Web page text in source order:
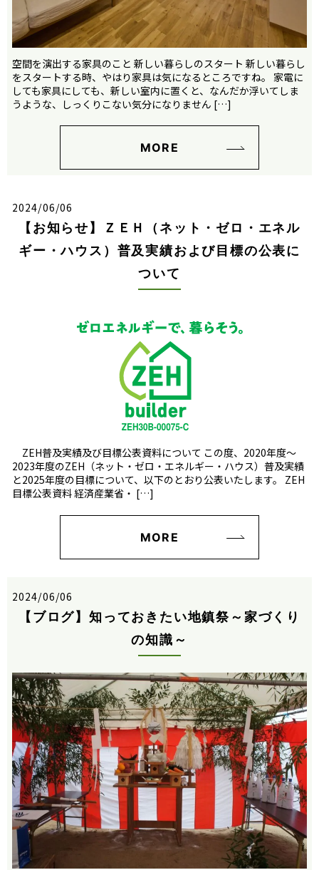
空間を演出する家具のこと 新しい暮らしのスタート 新しい暮らし
をスタートする時、やはり家具は気になるところですね。 家電に
しても家具にしても、新しい室内に置くと、なんだか浮いてしま
うような、しっくりこない気分になりません […]
MORE
2024/06/06
【お知らせ】ＺＥＨ（ネット・ゼロ・エネル
ギー・ハウス）普及実績および目標の公表に
ついて
ZEH普及実績及び目標公表資料について この度、2020年度～
2023年度のZEH（ネット・ゼロ・エネルギー・ハウス）普及実績
と2025年度の目標について、以下のとおり公表いたします。 ZEH
目標公表資料 経済産業省・ […]
MORE
2024/06/06
【ブログ】知っておきたい地鎮祭～家づくり
の知識～